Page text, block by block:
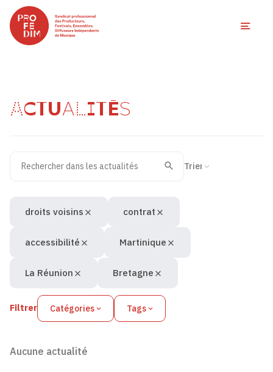
ACTUALITÉS
Recherche
Valider
Filtrer Catégories Tags
droits voisins contrat
accessibilité Martinique
La Réunion Bretagne
Aucune actualité